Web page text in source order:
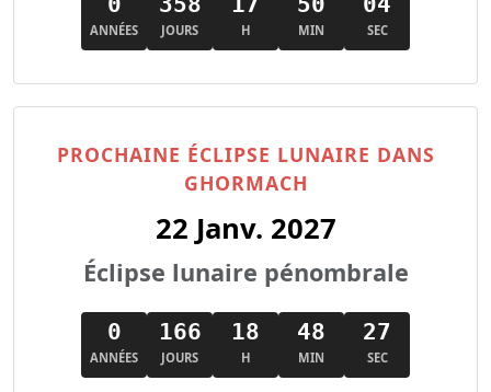
ANNÉES JOURS H MIN SEC
PROCHAINE ÉCLIPSE LUNAIRE DANS
GHORMACH
22 Janv. 2027
Éclipse lunaire pénombrale
0
ANNÉES
166
JOURS
18
H
48
MIN
25
SEC